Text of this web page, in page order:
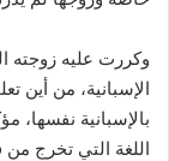
وكررت عليه زوجته
الإسبانية، من أين
بالإسبانية نفسها،
اللغة التي تخرج من